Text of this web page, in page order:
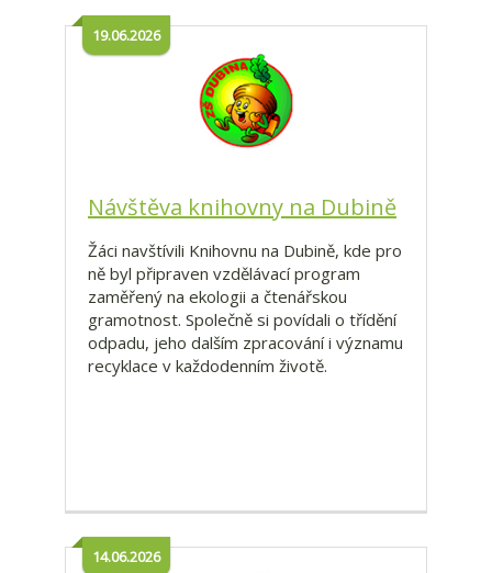
Návštěva knihovny na Dubině
19.06.2026
Žáci navštívili Knihovnu na Dubině, kde pro
ně byl připraven vzdělávací program
zaměřený na ekologii a čtenářskou
gramotnost. Společně si povídali o třídění
odpadu, jeho dalším zpracování i významu
recyklace v každodenním životě.
14.06.2026